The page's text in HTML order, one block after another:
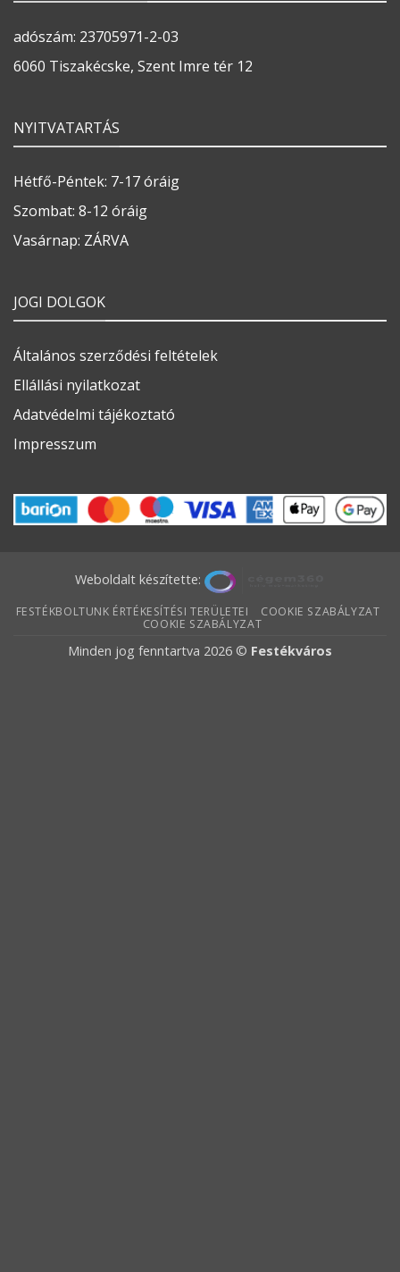
adószám: 23705971-2-03
6060 Tiszakécske, Szent Imre tér 12
NYITVATARTÁS
Hétfő-Péntek: 7-17 óráig
Szombat: 8-12 óráig
Vasárnap: ZÁRVA
JOGI DOLGOK
Általános szerződési feltételek
Ellállási nyilatkozat
Adatvédelmi tájékoztató
Impresszum
Weboldalt készítette:
FESTÉKBOLTUNK ÉRTÉKESÍTÉSI TERÜLETEI
COOKIE SZABÁLYZAT
COOKIE SZABÁLYZAT
Minden jog fenntartva 2026 © Festékváros